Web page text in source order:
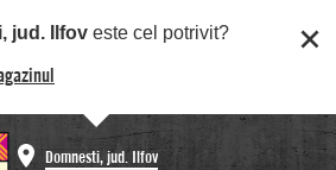
jud. Ilfov este cel potrivit?
Domnesti, jud. Ilfov